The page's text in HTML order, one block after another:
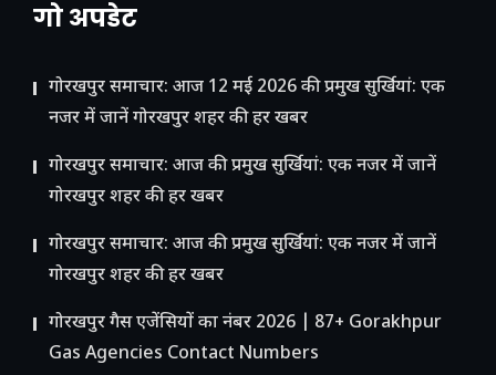
गो अपडेट
गोरखपुर समाचार: आज 12 मई 2026 की प्रमुख सुर्खियां: एक
नजर में जानें गोरखपुर शहर की हर खबर
गोरखपुर समाचार: आज की प्रमुख सुर्खियां: एक नजर में जानें
गोरखपुर शहर की हर खबर
गोरखपुर समाचार: आज की प्रमुख सुर्खियां: एक नजर में जानें
गोरखपुर शहर की हर खबर
गोरखपुर गैस एजेंसियों का नंबर 2026 | 87+ Gorakhpur
Gas Agencies Contact Numbers